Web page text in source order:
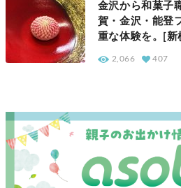
金沢から和菓子
賀・金沢・能登
重な体験を。[新
2,066 407